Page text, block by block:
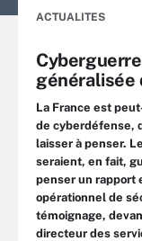
ACTUALITES
généralisée
La France est
de cyberdéfense,
laisser à penser.
seraient, en fait,
penser un rapport
opérationnel de
témoignage,
directeur des